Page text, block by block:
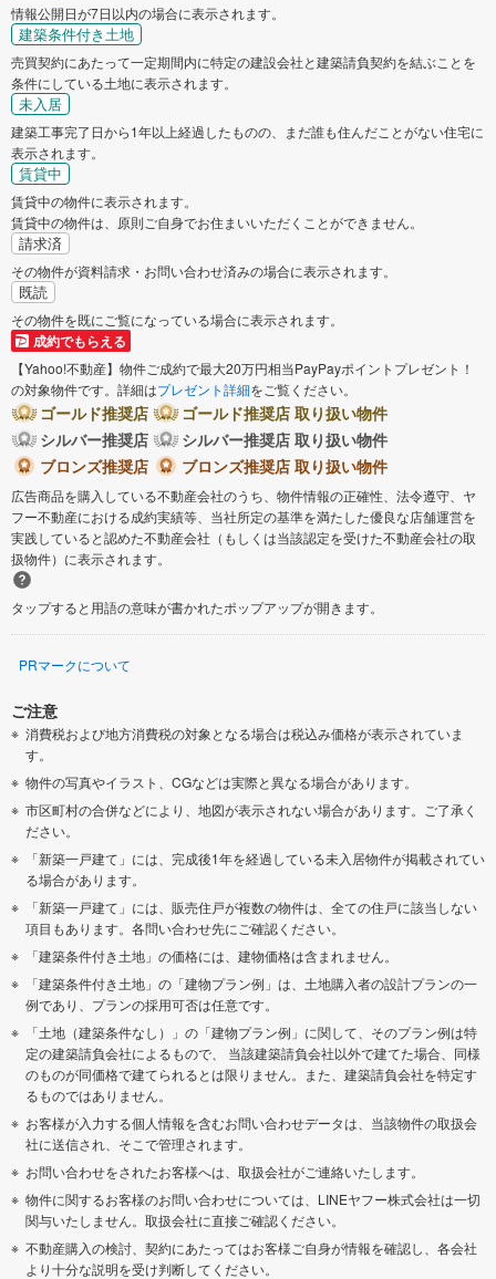
情報公開日が7日以内の場合に表示されます。
建築条件付き土地
売買契約にあたって一定期間内に特定の建設会社と建築請負契約を結ぶことを
条件にしている土地に表示されます。
未入居
建築工事完了日から1年以上経過したものの、まだ誰も住んだことがない住宅に
表示されます。
賃貸中
賃貸中の物件に表示されます。
賃貸中の物件は、原則ご自身でお住まいいただくことができません。
請求済
その物件が資料請求・お問い合わせ済みの場合に表示されます。
既読
その物件を既にご覧になっている場合に表示されます。
成約でもらえる
【Yahoo!不動産】物件ご成約で最大20万円相当PayPayポイントプレゼント！
の対象物件です。詳細はプレゼント詳細をご覧ください。
ゴールド推奨店
ゴールド推奨店 取り扱い物件
シルバー推奨店
シルバー推奨店 取り扱い物件
ブロンズ推奨店
ブロンズ推奨店 取り扱い物件
広告商品を購入している不動産会社のうち、物件情報の正確性、法令遵守、ヤ
フー不動産における成約実績等、当社所定の基準を満たした優良な店舗運営を
実践していると認めた不動産会社（もしくは当該認定を受けた不動産会社の取
扱物件）に表示されます。
タップすると用語の意味が書かれたポップアップが開きます。
PRマークについて
ご注意
消費税および地方消費税の対象となる場合は税込み価格が表示されていま
す。
物件の写真やイラスト、CGなどは実際と異なる場合があります。
市区町村の合併などにより、地図が表示されない場合があります。ご了承く
ださい。
「新築一戸建て」には、完成後1年を経過している未入居物件が掲載されてい
る場合があります。
「新築一戸建て」には、販売住戸が複数の物件は、全ての住戸に該当しない
項目もあります。各問い合わせ先にご確認ください。
「建築条件付き土地」の価格には、建物価格は含まれません。
「建築条件付き土地」の「建物プラン例」は、土地購入者の設計プランの一
例であり、プランの採用可否は任意です。
「土地（建築条件なし）」の「建物プラン例」に関して、そのプラン例は特
定の建築請負会社によるもので、 当該建築請負会社以外で建てた場合、同様
のものが同価格で建てられるとは限りません。また、建築請負会社を特定す
るものではありません。
お客様が入力する個人情報を含むお問い合わせデータは、当該物件の取扱会
社に送信され、そこで管理されます。
お問い合わせをされたお客様へは、取扱会社がご連絡いたします。
物件に関するお客様のお問い合わせについては、LINEヤフー株式会社は一切
関与いたしません。取扱会社に直接ご確認ください。
不動産購入の検討、契約にあたってはお客様ご自身が情報を確認し、各会社
より十分な説明を受け判断してください。